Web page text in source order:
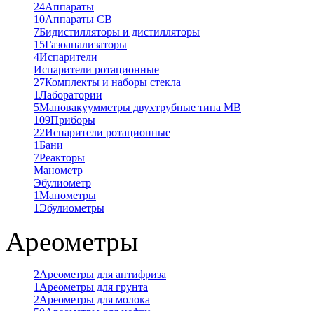
24Аппараты
10Аппараты СВ
7Бидистилляторы и дистилляторы
15Газоанализаторы
4Испарители
Испарители ротационные
27Комплекты и наборы стекла
1Лаборатории
5Мановакуумметры двухтрубные типа МВ
109Приборы
22Испарители ротационные
1Бани
7Реакторы
Манометр
Эбулиометр
1Манометры
1Эбулиометры
Ареометры
2Ареометры для антифриза
1 Ареометры для грунта
2Ареометры для молока